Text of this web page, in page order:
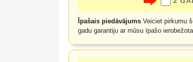
Īpašais piedāvājums Veiciet pirkumu
gadu garantiju ar mūsu īpašo